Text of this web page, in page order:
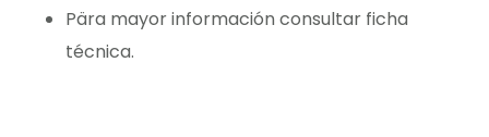
Pära mayor información consultar ficha
técnica.